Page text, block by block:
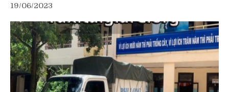
19/06/2023